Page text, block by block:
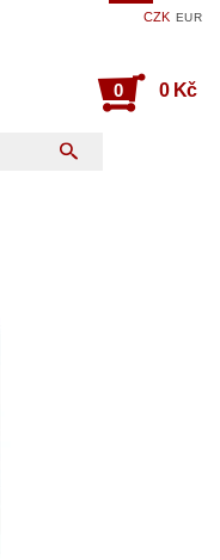
CZK EUR
0 0 Kč